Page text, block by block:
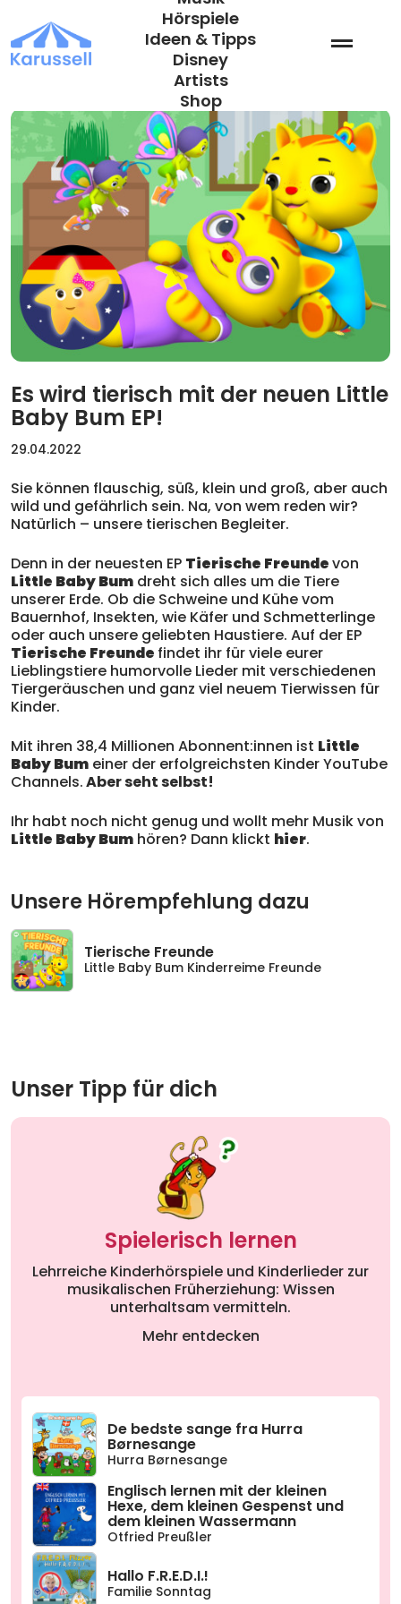
Inhalt
springen
Hörspiele
Ideen & Tipps
Disney
Artists
Shop
Es wird tierisch mit der neuen Little
Baby Bum EP!
29.04.2022
Sie können flauschig, süß, klein und groß, aber auch
wild und gefährlich sein. Na, von wem reden wir?
Natürlich – unsere tierischen Begleiter.
Denn in der neuesten EP Tierische Freundevon
Little Baby Bum dreht sich alles um die Tiere
unserer Erde. Ob die Schweine und Kühe vom
Bauernhof, Insekten, wie Käfer und Schmetterlinge
oder auch unsere geliebten Haustiere. Auf der EP
Tierische Freunde findet ihr für viele eurer
Lieblingstiere humorvolle Lieder mit verschiedenen
Tiergeräuschen und ganz viel neuem Tierwissen für
Kinder.
Mit ihren 38,4 Millionen Abonnent:innen ist Little
Baby Bum einer der erfolgreichsten Kinder YouTube
Channels.Aber seht selbst!
Ihr habt noch nicht genug und wollt mehr Musik von
Little Baby Bum hören? Dann klickt hier.
Unsere Hörempfehlung dazu
Tierische Freunde
Little Baby Bum Kinderreime Freunde
Unser Tipp für dich
Spielerisch lernen
Lehrreiche Kinderhörspiele und Kinderlieder zur
musikalischen Früherziehung: Wissen
unterhaltsam vermitteln.
Mehr entdecken
De bedste sange fra Hurra
Børnesange
Hurra Børnesange
Englisch lernen mit der kleinen
Hexe, dem kleinen Gespenst und
dem kleinen Wassermann
Otfried Preußler
Hallo F.R.E.D.I.!
Familie Sonntag